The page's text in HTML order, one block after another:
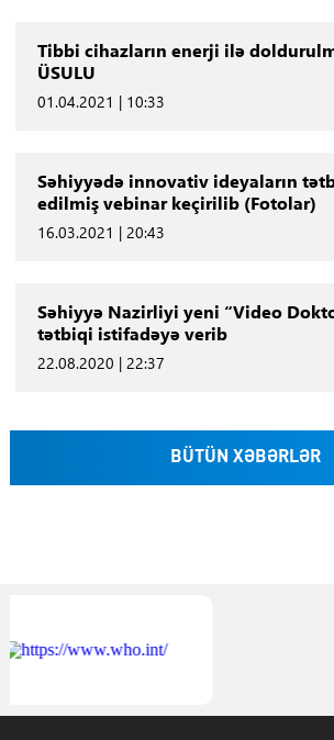
Tibbi cihazların enerji ilə
ÜSULU
01.04.2021 | 10:33
Səhiyyədə innovativ ideyaların
edilmiş vebinar keçirilib (Fotolar)
16.03.2021 | 20:43
Səhiyyə Nazirliyi yeni “Video
tətbiqi istifadəyə verib
22.08.2020 | 22:37
BÜTÜN XƏBƏRLƏR